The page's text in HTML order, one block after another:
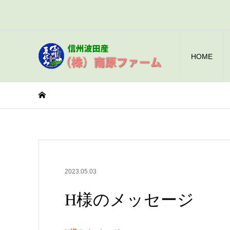
HOME
2023.05.03
H様のメッセージ